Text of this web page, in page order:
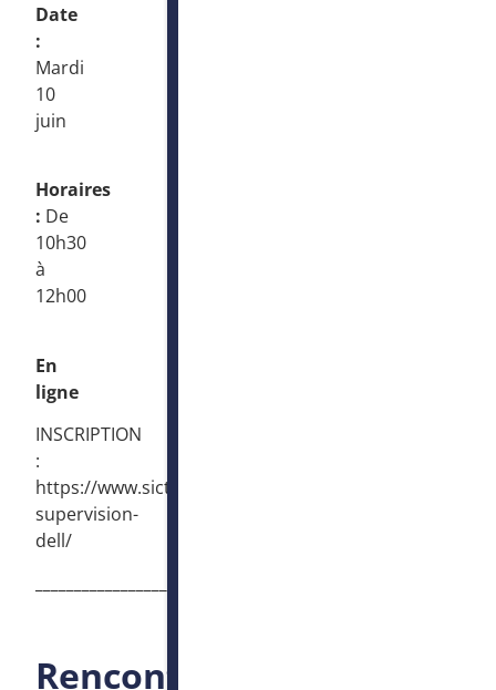
Date
:
Mardi
10
juin
Horaires
: De
10h30
à
12h00
En
ligne
INSCRIPTION
:
https://www.sictiam.fr/evenements/administration-
supervision-
dell/
Rencontres